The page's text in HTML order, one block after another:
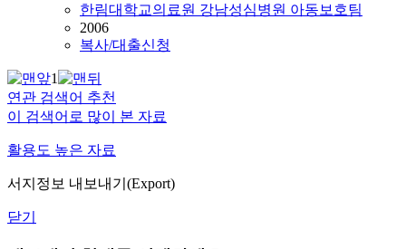
한림대학교의료원 강남성심병원 아동보호팀
2006
복사/대출신청
1
연관 검색어 추천
이 검색어로 많이 본 자료
활용도 높은 자료
서지정보 내보내기(Export)
닫기